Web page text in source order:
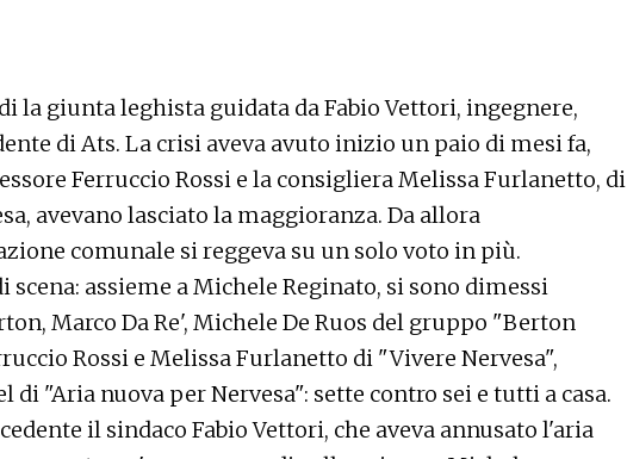
la giunta leghista guidata da Fabio Vettori, ingegnere,
di Ats. La crisi aveva avuto inizio un paio di mesi fa,
Ferruccio Rossi e la consigliera Melissa Furlanetto, di
avevano lasciato la maggioranza. Da allora
comunale si reggeva su un solo voto in più.
scena: assieme a Michele Reginato, si sono dimessi
Marco Da Re', Michele De Ruos del gruppo "Berton
Rossi e Melissa Furlanetto di "Vivere Nervesa",
di "Aria nuova per Nervesa": sette contro sei e tutti a casa.
il sindaco Fabio Vettori, che aveva annusato l'aria